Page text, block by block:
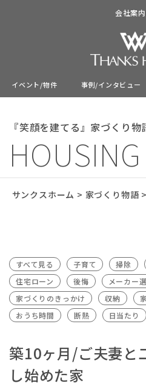
イベント/物件 事例/インタビュー
会社案内
『笑顔を建てる』家づくり物
サンクスホーム > 家づくり物語 >
すべて見る 子育て 掃除
住宅ローン
後悔 メーカー
家づくりのきっかけ
収納
おうち時間
断熱 日当たり
築10ヶ月/ご夫妻と
し始めた家